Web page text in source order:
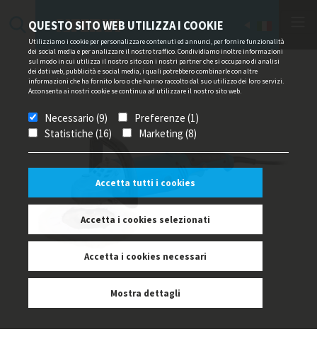
QUESTO SITO WEB UTILIZZA I COOKIE
Utilizziamo i cookie per personalizzare contenuti ed annunci, per fornire funzionalità
dei social media e per analizzare il nostro traffico. Condividiamo inoltre informazioni
sul modo in cui utilizza il nostro sito con i nostri partner che si occupano di analisi
dei dati web, pubblicità e social media, i quali potrebbero combinarle con altre
informazioni che ha fornito loro o che hanno raccolto dal suo utilizzo dei loro servizi.
Acconsenta ai nostri cookie se continua ad utilizzare il nostro sito web.
Necessario (9)
Preferenze (1)
Statistiche (16)
Marketing (8)
Accetta tutti i cookies
Accetta i cookies selezionati
Accetta i cookies necessari
Mostra dettagli